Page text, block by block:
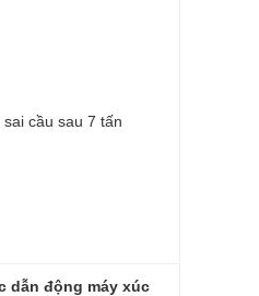
dẫn động máy xúc